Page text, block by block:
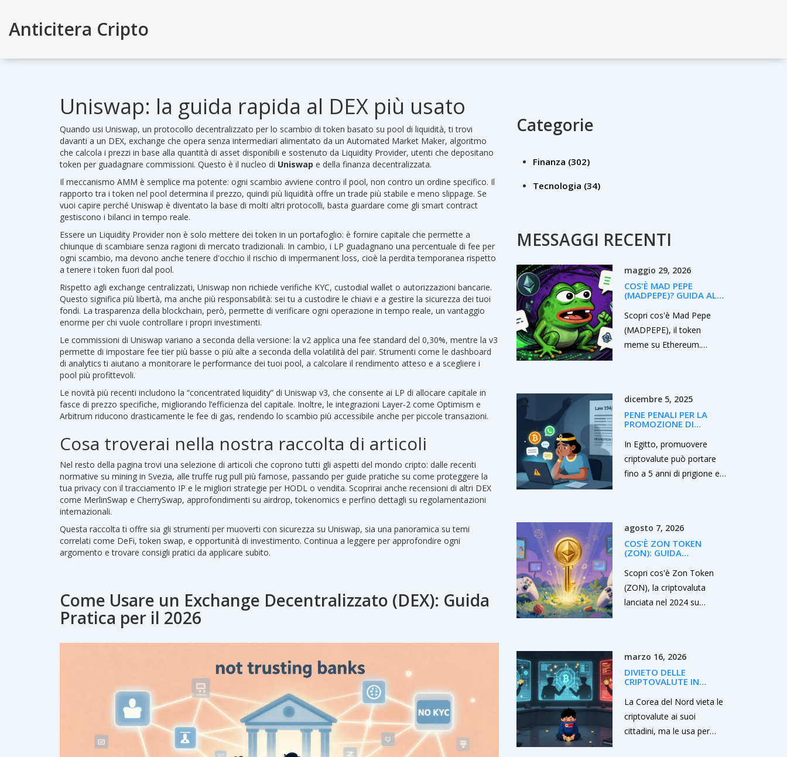
Anticitera Cripto
Uniswap: la guida rapida al DEX più usato
Quando usi Uniswap, un protocollo decentralizzato per lo scambio di token basato su pool di liquidità, ti trovi
davanti a un DEX, exchange che opera senza intermediari alimentato da un Automated Market Maker, algoritmo
che calcola i prezzi in base alla quantità di asset disponibili e sostenuto da Liquidity Provider, utenti che depositano
token per guadagnare commissioni. Questo è il nucleo di Uniswap e della finanza decentralizzata.
Il meccanismo AMM è semplice ma potente: ogni scambio avviene contro il pool, non contro un ordine specifico. Il
rapporto tra i token nel pool determina il prezzo, quindi più liquidità offre un trade più stabile e meno slippage. Se
vuoi capire perché Uniswap è diventato la base di molti altri protocolli, basta guardare come gli smart contract
gestiscono i bilanci in tempo reale.
Essere un Liquidity Provider non è solo mettere dei token in un portafoglio: è fornire capitale che permette a
chiunque di scambiare senza ragioni di mercato tradizionali. In cambio, i LP guadagnano una percentuale di fee per
ogni scambio, ma devono anche tenere d'occhio il rischio di impermanent loss, cioè la perdita temporanea rispetto
a tenere i token fuori dal pool.
Rispetto agli exchange centralizzati, Uniswap non richiede verifiche KYC, custodial wallet o autorizzazioni bancarie.
Questo significa più libertà, ma anche più responsabilità: sei tu a custodire le chiavi e a gestire la sicurezza dei tuoi
fondi. La trasparenza della blockchain, però, permette di verificare ogni operazione in tempo reale, un vantaggio
enorme per chi vuole controllare i propri investimenti.
Le commissioni di Uniswap variano a seconda della versione: la v2 applica una fee standard del 0,30%, mentre la v3
permette di impostare fee tier più basse o più alte a seconda della volatilità del pair. Strumenti come le dashboard
di analytics ti aiutano a monitorare le performance dei tuoi pool, a calcolare il rendimento atteso e a scegliere i
pool più profittevoli.
Le novità più recenti includono la “concentrated liquidity” di Uniswap v3, che consente ai LP di allocare capitale in
fasce di prezzo specifiche, migliorando l’efficienza del capitale. Inoltre, le integrazioni Layer‑2 come Optimism e
Arbitrum riducono drasticamente le fee di gas, rendendo lo scambio più accessibile anche per piccole transazioni.
Cosa troverai nella nostra raccolta di articoli
Nel resto della pagina trovi una selezione di articoli che coprono tutti gli aspetti del mondo cripto: dalle recenti
normative su mining in Svezia, alle truffe rug pull più famose, passando per guide pratiche su come proteggere la
tua privacy con il tracciamento IP e le migliori strategie per HODL o vendita. Scoprirai anche recensioni di altri DEX
come MerlinSwap e CherrySwap, approfondimenti su airdrop, tokenomics e perfino dettagli su regolamentazioni
internazionali.
Questa raccolta ti offre sia gli strumenti per muoverti con sicurezza su Uniswap, sia una panoramica su temi
correlati come DeFi, token swap, e opportunità di investimento. Continua a leggere per approfondire ogni
argomento e trovare consigli pratici da applicare subito.
Come Usare un Exchange Decentralizzato (DEX): Guida
Pratica per il 2026
Categorie
Finanza (302)
Tecnologia (34)
MESSAGGI RECENTI
maggio 29, 2026
COS'È MAD PEPE
(MADPEPE)? GUIDA AL
ETHEREUM
Scopri cos'è Mad Pepe
(MADPEPE), il token
meme su Ethereum.
operare in sicurezza in
questo mercato ad alto
dicembre 5, 2025
PENE PENALI PER LA
PROMOZIONE DI
EGITTO: COSA RISCHI
DAVVERO
In Egitto, promuovere
criptovalute può portare
fino a 5 anni di prigione e
marketing senza
autorizzazione, anche sui
social. Eppure milioni di
egiziani li usano lo stesso.
agosto 7, 2026
COS'È ZON TOKEN
(ZON): GUIDA
CRIPTOVALUTA,
TOKENOMICS E RISCHI
Scopri cos'è Zon Token
(ZON), la criptovaluta
lanciata nel 2024 su
liquidità e dove acquistarla.
marzo 16, 2026
DIVIETO DELLE
CRIPTOVALUTE IN
OPERAZIONI DI
DALLO STATO
La Corea del Nord vieta le
criptovalute ai suoi
cittadini, ma le usa per